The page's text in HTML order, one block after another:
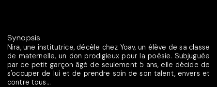
Synopsis
Nira, une institutrice, décèle chez Yoav, un élève de sa classe
de maternelle, un don prodigieux pour la poésie. Subjuguée
par ce petit garçon âgé de seulement 5 ans, elle décide de
s'occuper de lui et de prendre soin de son talent, envers et
contre tous...